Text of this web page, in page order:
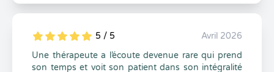
5
1
5
0 5 / 5
Avril 2026
Une thérapeute a l’écoute devenue rare qui prend
son temps et voit son patient dans son intégralité